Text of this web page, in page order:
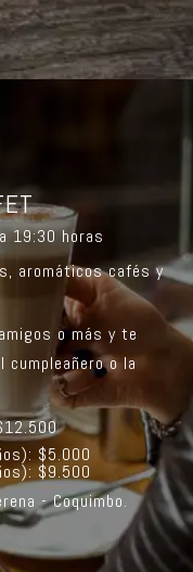
19:30 horas
aromáticos cafés y
o más y te
cumpleañero o la
$5.000
$9.500
- Coquimbo.